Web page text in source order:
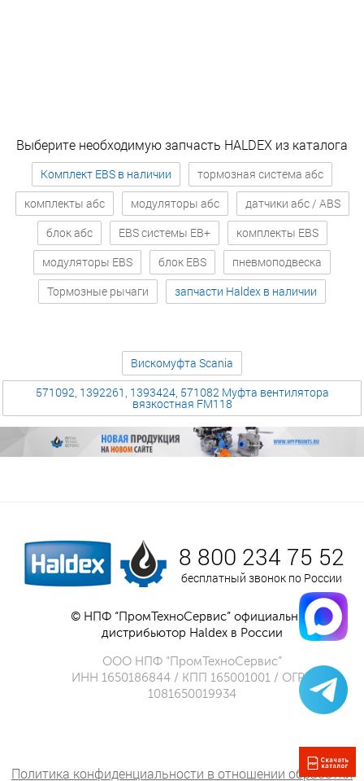
Выберите необходимую запчасть HALDEX из каталога
Комплект EBS в наличии
тормозная система абс
комплекты абс
модуляторы абс
датчики абс / ABS
блок абс
EBS системы EB+
комплекты EBS
модуляторы EBS
блок EBS
пневмоподвеска
Тормозные рычаги
запчасти Haldex в наличии
Вискомуфта Scania
571092, 1392261, 1393424, 571082 Муфта вентилятора
вязкостная FM118
8 800 234 75 52
бесплатный звонок по России
© НПФ “ПромТехноСервис” официальный
дистрибьютор Haldex в России
ООО НПФ “ПромТехноСервис”
ИНН 1650186844 / КПП 165001001 / ОГРН
1081650019934
Политика конфиденциальности в отношении обработки